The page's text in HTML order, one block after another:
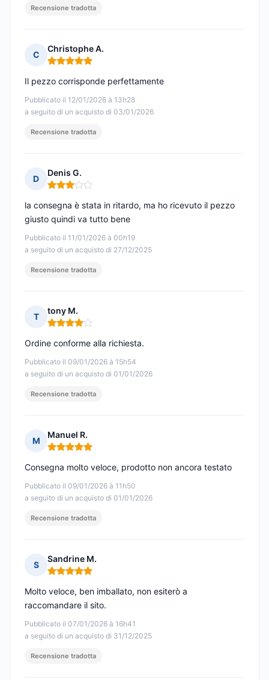
Recensione tradotta
C
Christophe A.
Nota: 5 su 5
Pubblicato il 12/01/2026 à 13h28
a seguito di un acquisto di 03/01/2026
Il pezzo corrisponde perfettamente
Recensione tradotta
D
Denis G.
Nota: 3 su 5
Pubblicato il 11/01/2026 à 00h19
a seguito di un acquisto di 27/12/2025
la consegna è stata in ritardo, ma ho ricevuto il pezzo
giusto quindi va tutto bene
Recensione tradotta
T
tony M.
Nota: 4 su 5
Pubblicato il 09/01/2026 à 15h54
a seguito di un acquisto di 01/01/2026
Ordine conforme alla richiesta.
Recensione tradotta
M
Manuel R.
Nota: 5 su 5
Pubblicato il 09/01/2026 à 11h50
a seguito di un acquisto di 01/01/2026
Consegna molto veloce, prodotto non ancora testato
Recensione tradotta
S
Sandrine M.
Nota: 5 su 5
Pubblicato il 07/01/2026 à 16h41
a seguito di un acquisto di 31/12/2025
Molto veloce, ben imballato, non esiterò a
raccomandare il sito.
Recensione tradotta